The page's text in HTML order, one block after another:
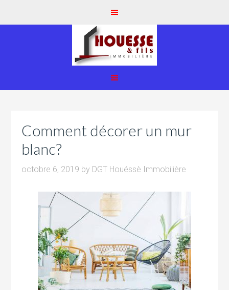
Comment décorer un mur
blanc?
octobre 6, 2019 by DGT Houéssè Immobilière